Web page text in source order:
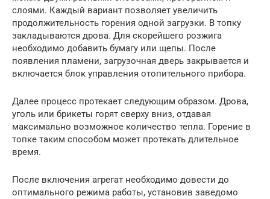
слоями. Каждый вариант позволяет увеличить
продолжительность горения одной загрузки. В топку
закладываются дрова. Для скорейшего розжига
необходимо добавить бумагу или щепы. После
появления пламени, загрузочная дверь закрывается и
включается блок управления отопительного прибора.
Далее процесс протекает следующим образом. Дрова,
уголь или брикеты горят сверху вниз, отдавая
максимально возможное количество тепла. Горение в
топке таким способом может протекать длительное
время.
После включения агрегат необходимо довести до
оптимального режима работы, установив заведомо